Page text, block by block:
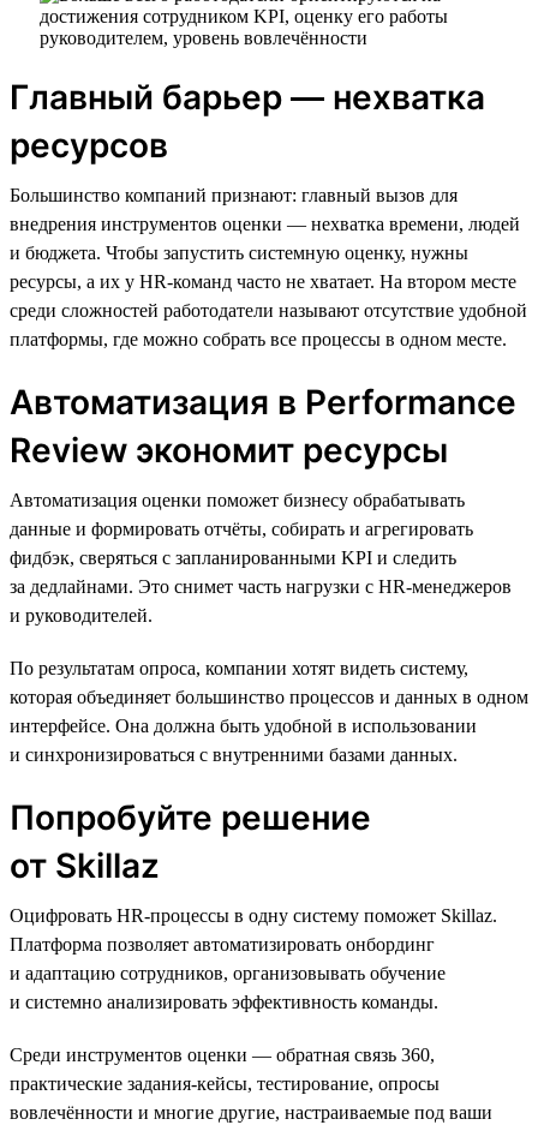
Главный барьер — нехватка
ресурсов
Большинство компаний признают: главный вызов для
внедрения инструментов оценки — нехватка времени, людей
и бюджета. Чтобы запустить системную оценку, нужны
ресурсы, а их у HR-команд часто не хватает. На втором месте
среди сложностей работодатели называют отсутствие удобной
платформы, где можно собрать все процессы в одном месте.
Автоматизация в Performance
Review экономит ресурсы
Автоматизация оценки поможет бизнесу обрабатывать
данные и формировать отчёты, собирать и агрегировать
фидбэк, сверяться с запланированными KPI и следить
за дедлайнами. Это снимет часть нагрузки с HR-менеджеров
и руководителей.
По результатам опроса, компании хотят видеть систему,
которая объединяет большинство процессов и данных в одном
интерфейсе. Она должна быть удобной в использовании
и синхронизироваться с внутренними базами данных.
Попробуйте решение
от Skillaz
Оцифровать HR-процессы в одну систему поможет Skillaz.
Платформа позволяет автоматизировать онбординг
и адаптацию сотрудников, организовывать обучение
и системно анализировать эффективность команды.
Среди инструментов оценки — обратная связь 360,
практические задания-кейсы, тестирование, опросы
вовлечённости и многие другие, настраиваемые под ваши